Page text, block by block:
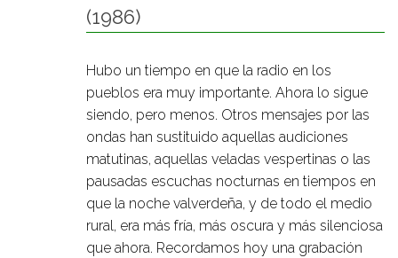
(1986)
Hubo un tiempo en que la radio en los
pueblos era muy importante. Ahora lo sigue
siendo, pero menos. Otros mensajes por las
ondas han sustituido aquellas audiciones
matutinas, aquellas veladas vespertinas o las
pausadas escuchas nocturnas en tiempos en
que la noche valverdeña, y de todo el medio
rural, era más fría, más oscura y más silenciosa
que ahora. Recordamos hoy una grabación